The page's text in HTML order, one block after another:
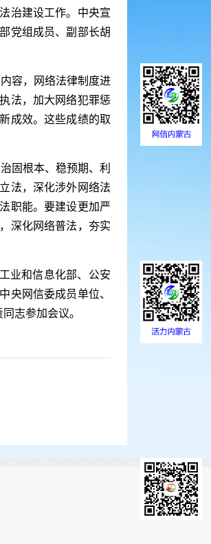
治建设工作。中央宣
党组成员、副部长胡
容，网络法律制度进
法，加大网络犯罪惩
成效。这些成绩的取
固根本、稳预期、利
法，深化涉外网络法
职能。要建设更加严
深化网络普法，夯实
业和信息化部、公安
央网信委成员单位、
志参加会议。